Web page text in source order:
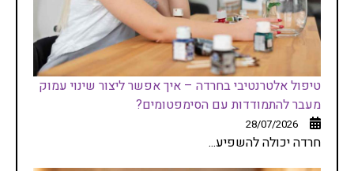
טיפול אלטרנטיבי בחרדה – איך אפשר ליצור שינוי עמוק
מעבר להתמודדות עם הסימפטומים?
28/07/2026
חרדה יכולה להשפיע...